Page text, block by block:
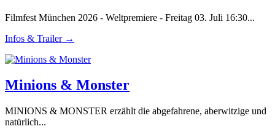
Filmfest München 2026 - Weltpremiere - Freitag 03. Juli 16:30...
Infos & Trailer →
Minions & Monster
MINIONS & MONSTER erzählt die abgefahrene, aberwitzige und
natürlich...